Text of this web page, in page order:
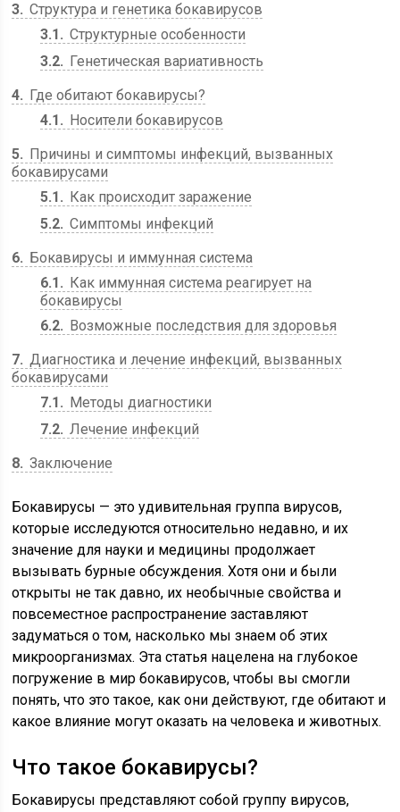
3 Структура и генетика бокавирусов
3.1
Структурные особенности
3.2
Генетическая вариативность
4
Где обитают бокавирусы?
4.1
Носители бокавирусов
5
Причины и симптомы инфекций, вызванных
бокавирусами
5.1
Как происходит заражение
5.2 Симптомы инфекций
6
Бокавирусы и иммунная система
6.1
Как иммунная система реагирует на
бокавирусы
6.2
Возможные последствия для здоровья
7 Диагностика и лечение инфекций, вызванных
бокавирусами
7.1
Методы диагностики
7.2 Лечение инфекций
8 Заключение
Бокавирусы — это удивительная группа вирусов,
которые исследуются относительно недавно, и их
значение для науки и медицины продолжает
вызывать бурные обсуждения. Хотя они и были
открыты не так давно, их необычные свойства и
повсеместное распространение заставляют
задуматься о том, насколько мы знаем об этих
микроорганизмах. Эта статья нацелена на глубокое
погружение в мир бокавирусов, чтобы вы смогли
понять, что это такое, как они действуют, где обитают и
какое влияние могут оказать на человека и животных.
Что такое бокавирусы?
Бокавирусы представляют собой группу вирусов,